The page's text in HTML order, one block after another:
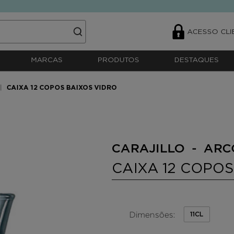
ACESSO
MARCAS PRODUTOS DESTAQUES
CAIXA 12 COPOS BAIXOS VIDRO
CARAJILLO -
CAIXA 12
Dimensões: 11CL